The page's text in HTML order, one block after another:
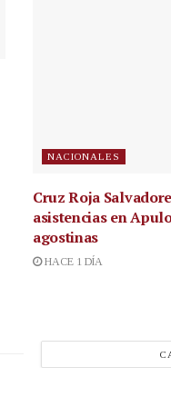
NACIONALES
Cruz Roja
asistencias en
agostinas
HACE 1 DÍA